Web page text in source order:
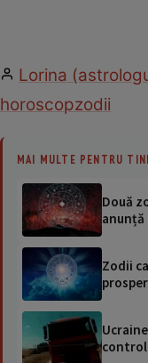
Lorina
horoscopzodii
MAI MULTE PENTRU
Două
Zodii